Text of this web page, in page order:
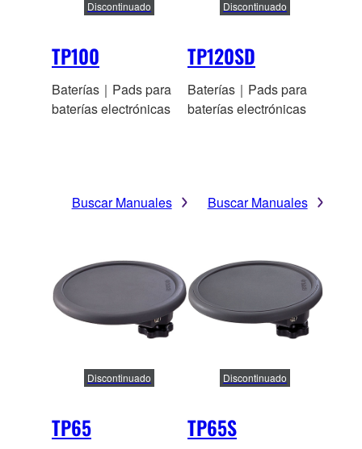
TP100
Discontinuado
Baterías｜Pads para
baterías electrónicas
Buscar Manuales
TP120SD
Discontinuado
Baterías｜Pads para
baterías electrónicas
Buscar Manuales
TP65
Discontinuado
TP65S
Discontinuado